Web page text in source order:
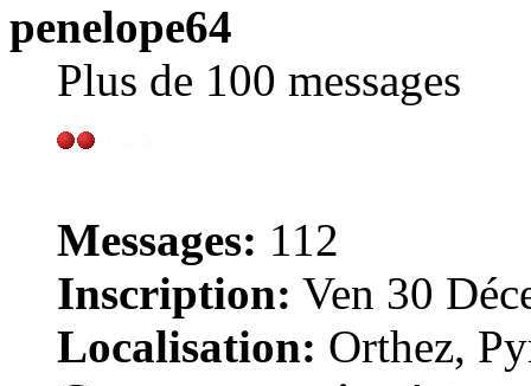
penelope64
Plus de 100 messages
Messages: 112
Inscription: Ven 30
Localisation: Orthez,